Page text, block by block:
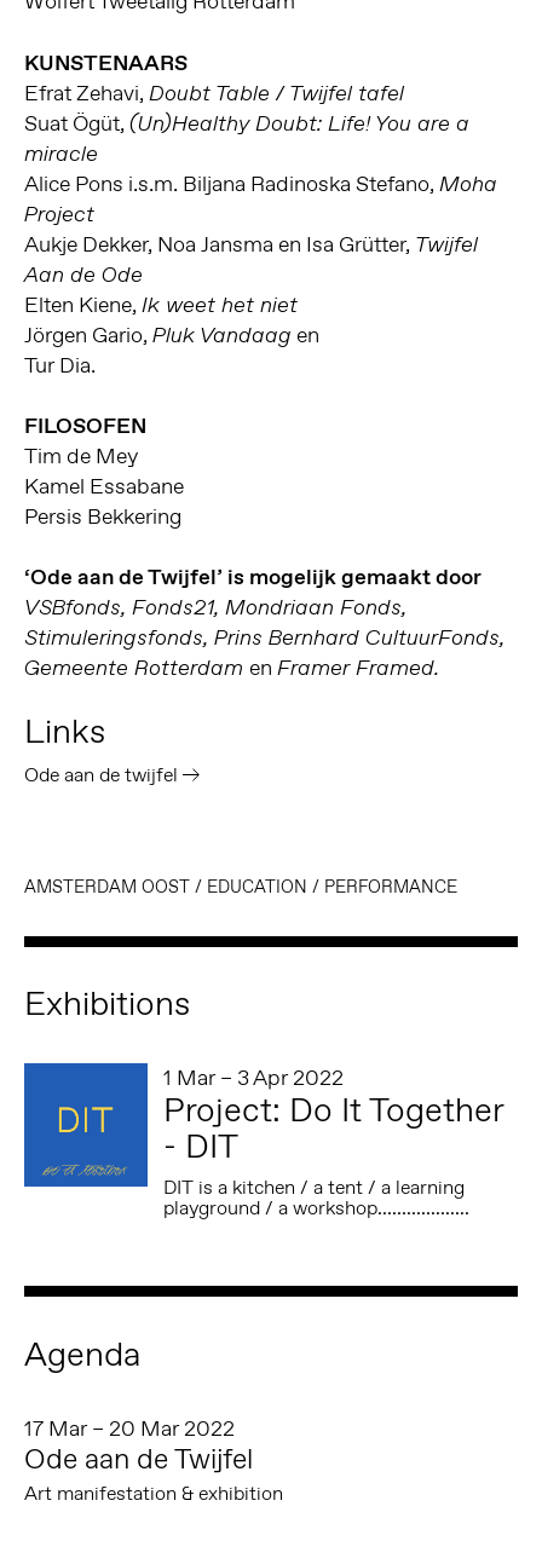
KUNSTENAARS
Efrat Zehavi, Doubt Table / Twijfel tafel
Suat Ögüt, (Un)Healthy Doubt: Life! You are a
miracle
Alice Pons i.s.m. Biljana Radinoska Stefano, Moha
Project
Aukje Dekker, Noa Jansma en Isa Grütter, Twijfel
Aan de Ode
Elten Kiene, Ik weet het niet
Jörgen Gario, Pluk Vandaag en
Tur Dia.
FILOSOFEN
Tim de Mey
Kamel Essabane
Persis Bekkering
‘Ode aan de Twijfel’ is mogelijk gemaakt door
VSBfonds, Fonds21, Mondriaan Fonds,
Stimuleringsfonds, Prins Bernhard CultuurFonds,
Gemeente Rotterdam en Framer Framed.
Links
Ode aan de twijfel
AMSTERDAM OOST/ EDUCATION / PERFORMANCE
Exhibitions
1 Mar – 3 Apr 2022
Project: Do It Together
- DIT
DIT is a kitchen / a tent / a learning
playground / a workshop...................
Agenda
17 Mar – 20 Mar 2022
Ode aan de Twijfel
Art manifestation & exhibition